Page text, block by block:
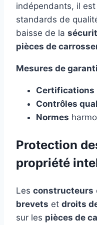
indépendants, il
standards de
baisse de la
pièces de
Mesures de
Certifications
Contrôles
Normes
Protection
propriété
Les constructeurs
brevets et droits
sur les pièces de